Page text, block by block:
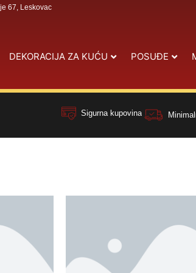
67, Leskovac
DEKORACIJA ZA KUĆU POSUĐE
Sigurna kupovina